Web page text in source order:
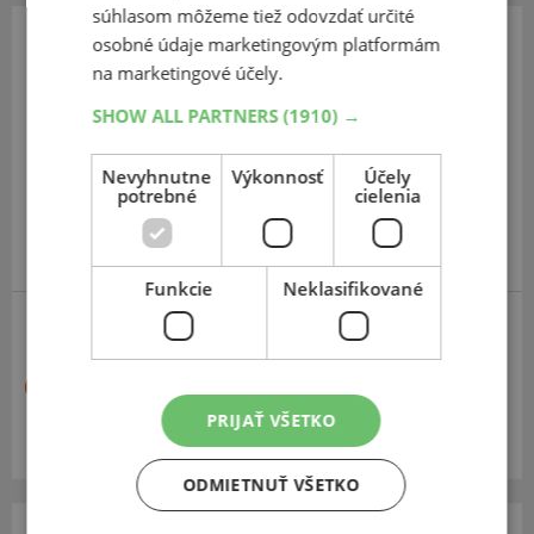
Sunf
A-021
47N
63,30 €
Momentálne nedostupné
súhlasom môžeme tiež odovzdať určité
osobné údaje marketingovým platformám
na marketingové účely.
SHOW ALL PARTNERS(1910) →
Nevyhnutne
potrebné
Výkonnosť
Účely
cielenia
Funkcie Neklasifikované
PRIJAŤ VŠETKO
ODMIETNUŤ VŠETKO